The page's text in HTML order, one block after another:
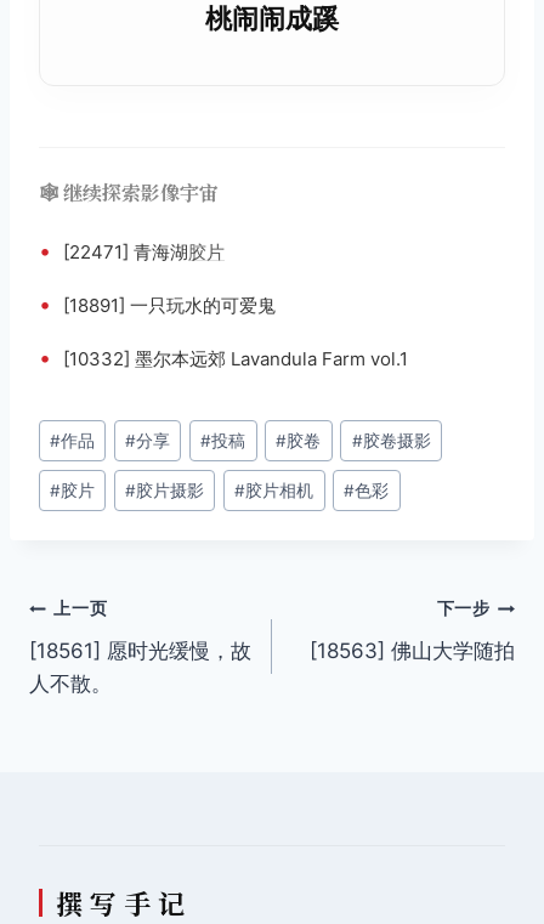
桃闹闹成蹊
🕸️ 继续探索影像宇宙
• [22471] 青海湖胶片
• [18891] 一只玩水的可爱鬼
• [10332] 墨尔本远郊 Lavandula Farm vol.1
文
章
标
#作品 #分享 #投稿 #胶卷 #胶卷摄影
#胶片 #胶片摄影 #胶片相机 #色彩
文
章
上一页
[18561] 愿时光缓慢，故
人不散。 ​​​​
下一步
[18563] 佛山大学随拍
撰 写 手 记